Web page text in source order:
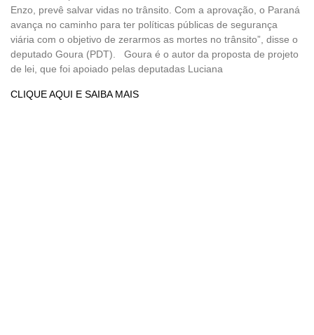
Enzo, prevê salvar vidas no trânsito. Com a aprovação, o Paraná
avança no caminho para ter políticas públicas de segurança
viária com o objetivo de zerarmos as mortes no trânsito”, disse o
deputado Goura (PDT). Goura é o autor da proposta de projeto
de lei, que foi apoiado pelas deputadas Luciana
CLIQUE AQUI E SAIBA MAIS